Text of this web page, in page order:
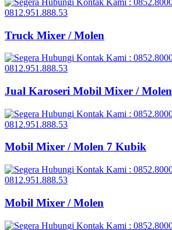
Truck Mixer / Molen
Jual Karoseri Mobil Mixer / Molen
Mobil Mixer / Molen 7 Kubik
Mobil Mixer / Molen